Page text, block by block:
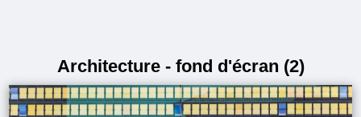
Architecture - fond d'écran (2)